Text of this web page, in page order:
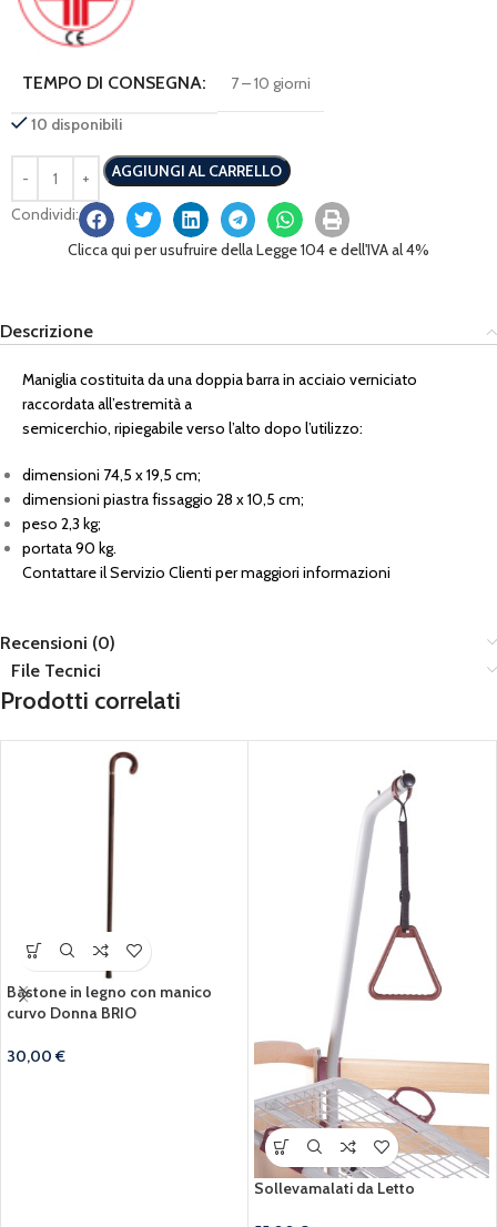
TEMPO DI CONSEGNA: 7 – 10 giorni
10 disponibili
AGGIUNGI AL CARRELLO
Condividi:
Clicca qui per usufruire della Legge 104 e dell'IVA al 4%
Descrizione
Maniglia costituita da una doppia barra in acciaio verniciato
raccordata all’estremità a
semicerchio, ripiegabile verso l’alto dopo l’utilizzo:
dimensioni 74,5 x 19,5 cm;
dimensioni piastra fissaggio 28 x 10,5 cm;
peso 2,3 kg;
portata 90 kg.
Contattare il Servizio Clienti per maggiori informazioni
Recensioni (0)
File Tecnici
Prodotti correlati
Bastone in legno con manico
curvo Donna BRIO
30,00€
Sollevamalati da Letto